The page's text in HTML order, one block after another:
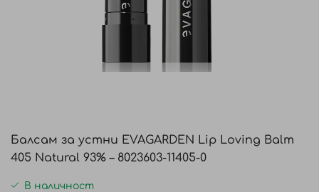
началото
на
галерия
Балсам за устни EVAGARDEN Lip Loving Balm
405 Natural 93% – 8023603-11405-0
В наличност